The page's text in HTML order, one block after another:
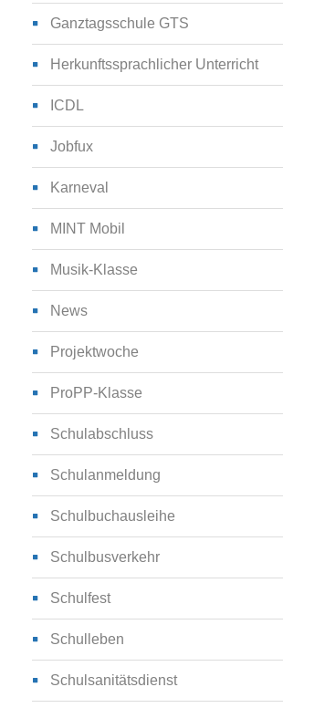
Ganztagsschule GTS
Herkunftssprachlicher Unterricht
ICDL
Jobfux
Karneval
MINT Mobil
Musik-Klasse
News
Projektwoche
ProPP-Klasse
Schulabschluss
Schulanmeldung
Schulbuchausleihe
Schulbusverkehr
Schulfest
Schulleben
Schulsanitätsdienst